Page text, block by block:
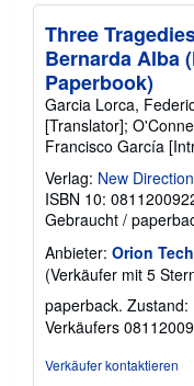
Three
Bernarda Alba
Paperbook)
Garcia Lorca,
[Translator];
Francisco García
Verlag: New
ISBN 10:
Gebraucht /
Anbieter: Orion Tech
(Verkäufer mit 5
paperback. Zustand:
Verkäufers
Verkäufer kontaktieren